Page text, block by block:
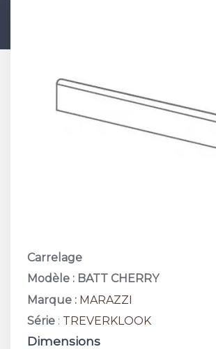
Carrelage
Modèle : BATT CHERRY
Marque : MARAZZI
Série : TREVERKLOOK
Dimensions